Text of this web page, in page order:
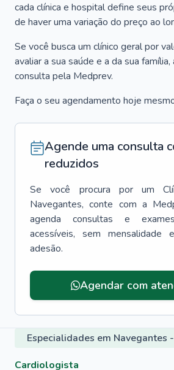
cada clínica e hospital define seus
de haver uma variação do preço ao
Se você busca um clínico geral por
avaliar a sua saúde e a da sua
consulta pela Medprev.
Faça o seu agendamento hoje
Agende uma consulta
reduzidos
Se você procura por um
Navegantes, conte com a
agenda consultas e
acessíveis, sem
adesão.
Agendar com
Especialidades em Navegantes
Cardiologista